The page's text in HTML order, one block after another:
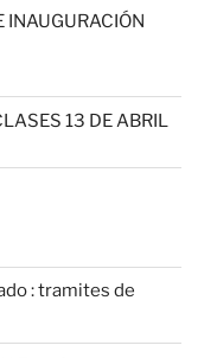
INAUGURACIÓN
13 DE ABRIL
: tramites de